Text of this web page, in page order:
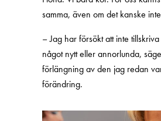
samma, även om det kanske
– Jag har försökt att inte
något nytt eller annorlunda,
förlängning av den jag redan
förändring.